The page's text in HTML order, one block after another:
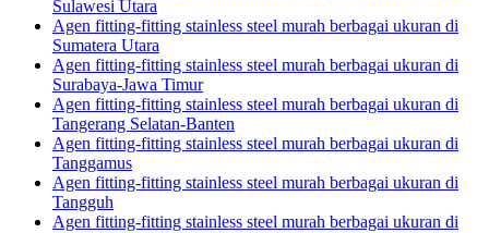
Sulawesi Utara
Agen fitting-fitting stainless steel murah berbagai ukuran di
Sumatera Utara
Agen fitting-fitting stainless steel murah berbagai ukuran di
Surabaya-Jawa Timur
Agen fitting-fitting stainless steel murah berbagai ukuran di
Tangerang Selatan-Banten
Agen fitting-fitting stainless steel murah berbagai ukuran di
Tanggamus
Agen fitting-fitting stainless steel murah berbagai ukuran di
Tangguh
Agen fitting-fitting stainless steel murah berbagai ukuran di